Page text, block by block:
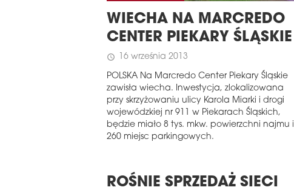
WIECHA NA MARCREDO
CENTER PIEKARY ŚLĄSKIE
schedule 16 września 2013
POLSKA Na Marcredo Center Piekary Śląskie
zawisła wiecha. Inwestycja, zlokalizowana
przy skrzyżowaniu ulicy Karola Miarki i drogi
wojewódzkiej nr 911 w Piekarach Śląskich,
będzie miało 8 tys. mkw. powierzchni najmu i
260 miejsc parkingowych.
ROŚNIE SPRZEDAŻ SIECI